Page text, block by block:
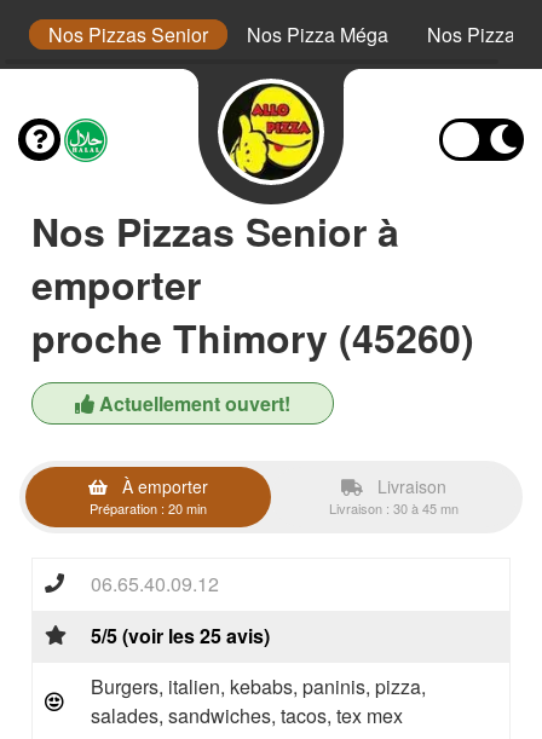
Nos Pizzas Senior Nos Pizza Méga Nos Pizzas
Nos Pizzas Senior à
emporter
proche Thimory (45260)
Actuellement ouvert!
À emporter
Préparation : 20 min
Livraison
Livraison : 30 à 45 mn
06.65.40.09.12
5/5 (voir les 25 avis)
Burgers, italien, kebabs, paninis, pizza,
salades, sandwiches, tacos, tex mex